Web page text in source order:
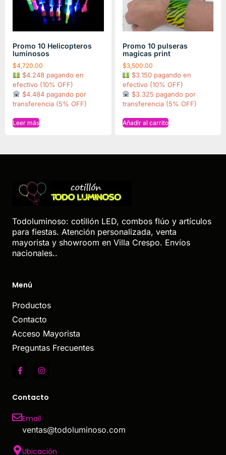
Promo 10 Helicopteros
luminosos
$4,720.00
$4.248 pagando en
efectivo (10% OFF)
$4.484 pagando por
transferencia (5% OFF)
Leer más
Promo 10 pulseras
magicas print
$3,500.00
$3.150 pagando en
efectivo (10% OFF)
$3.325 pagando por
transferencia (5% OFF)
Añadir al carrito
Todoluminoso: cotillón LED, combos flúo y artículos
para fiestas. Atención personalizada, venta
mayorista y showroom en Villa Crespo. Envíos
nacionales..
Menú
Productos
Contacto
Acceso Mayorista
Preguntas Frecuentes
Contacto
Email
ventas@todoluminoso.com
Ubicación